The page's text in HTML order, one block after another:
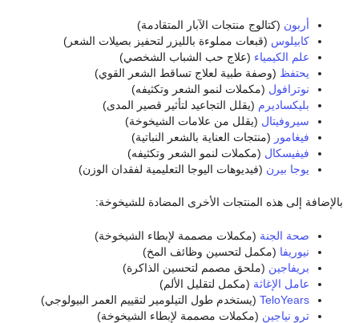
أربون (كتالوج منتجات الآبار المتقادمة)
كابيلوس (قبعات مملوءة بالليزر لتحفيز بصيلات الشعر)
علم الكيمياء (علاج حب الشباب الشخصي)
يحتفظ (وصفة طبية لعلاج تساقط الشعر القوي)
نوترافول (مكملات لنمو الشعر وتكثيفه)
بليكساديرم (يقلل التجاعيد لتأثير قصير المدى)
سيروفيتال (يقلل من علامات الشيخوخة)
فيغامور (منتجات العناية بالشعر النباتية)
فيفيسكال (مكملات لنمو الشعر وتكثيفه)
يوجا بيرن (فيديوهات اليوجا التعليمية لفقدان الوزن)
بالإضافة إلى هذه المنتجات الأخرى المضادة للشيخوخة:
صحة الجنة (مكملات مصممة لإبطاء الشيخوخة)
نيوريفا (مكمل لتحسين وظائف المخ)
بريفاجين (ملحق مصمم لتحسين الذاكرة)
عامل الإغاثة (مكمل لتقليل الألم)
TeloYears (يستخدم طول التيلومير لتقييم العمر البيولوجي)
ترو نياجين (مكملات مصممة لإبطاء الشيخوخة)